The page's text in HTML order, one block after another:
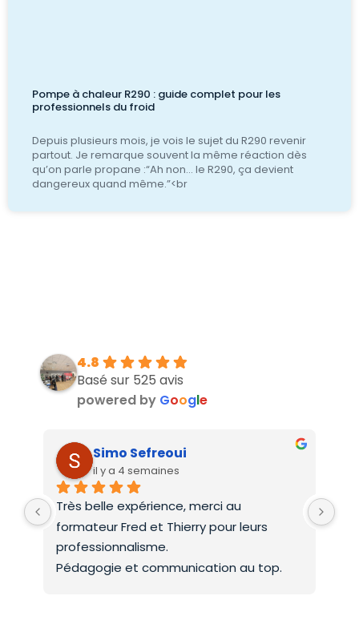
Pompe à chaleur R290 : guide complet pour les
professionnels du froid
Depuis plusieurs mois, je vois le sujet du R290 revenir
partout. Je remarque souvent la même réaction dès
qu’on parle propane :“Ah non… le R290, ça devient
dangereux quand même.”<br
4.8
Basé sur 525 avis
powered by Google
Simo Sefreoui
il y a 4 semaines
Très belle expérience, merci au
formateur Fred et Thierry pour leurs
professionnalisme.
Pédagogie et communication au top.